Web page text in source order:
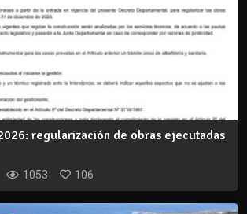
regularización de obras ejecutadas
1053 106